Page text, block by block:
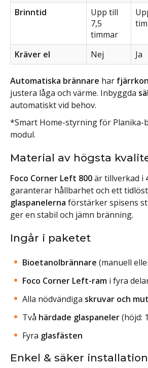
Brinntid
Upp till
7,5
timmar
Kräver el Nej Ja
Automatiska brännare har
justera låga och värme. Inbyggda
automatiskt vid behov.
*Smart Home-styrning för Planika-
modul.
Material av högsta
Foco Corner Left 800är tillverkad i
garanterar hållbarhet och ett
glaspanelerna förstärker spisens
ger en stabil och jämn bränning.
Ingår i paketet
Bioetanolbrännare (manuell
Foco Corner Left-ram i fyra
Alla nödvändiga skruvar och
Två härdade glaspaneler(höjd:
Fyra glasfästen
Enkel & säker installation